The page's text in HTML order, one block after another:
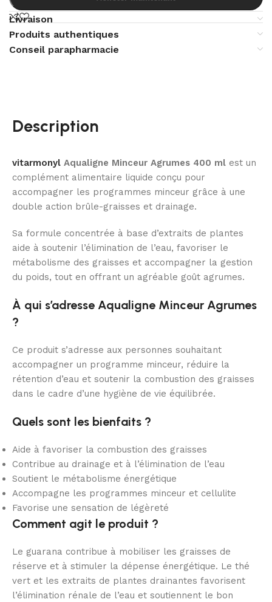
Livraison
Produits authentiques
Conseil parapharmacie
Description
vitarmonyl Aqualigne Minceur Agrumes 400 ml est un
complément alimentaire liquide conçu pour
accompagner les programmes minceur grâce à une
double action brûle-graisses et drainage.
Sa formule concentrée à base d’extraits de plantes
aide à soutenir l’élimination de l’eau, favoriser le
métabolisme des graisses et accompagner la gestion
du poids, tout en offrant un agréable goût agrumes.
À qui s’adresse Aqualigne Minceur Agrumes
?
Ce produit s’adresse aux personnes souhaitant
accompagner un programme minceur, réduire la
rétention d’eau et soutenir la combustion des graisses
dans le cadre d’une hygiène de vie équilibrée.
Quels sont les bienfaits ?
Aide à favoriser la combustion des graisses
Contribue au drainage et à l’élimination de l’eau
Soutient le métabolisme énergétique
Accompagne les programmes minceur et cellulite
Favorise une sensation de légèreté
Comment agit le produit ?
Le guarana contribue à mobiliser les graisses de
réserve et à stimuler la dépense énergétique. Le thé
vert et les extraits de plantes drainantes favorisent
l’élimination rénale de l’eau et soutiennent le bon